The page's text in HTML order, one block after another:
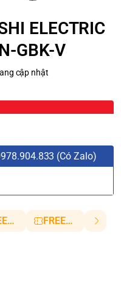
ELECTRIC
GBK-V
cập nhật
(Có Zalo)
FREESHIP5 FREESHIP10